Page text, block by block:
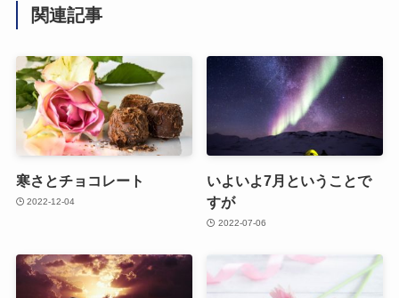
関連記事
寒さとチョコレート
2022-12-04
いよいよ7月ということで
すが
2022-07-06